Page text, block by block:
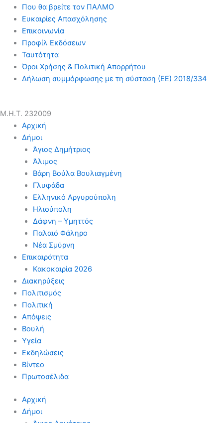
Που θα βρείτε τον ΠΑΛΜΟ
Ευκαιρίες Απασχόλησης
Επικοινωνία
Προφίλ Εκδόσεων
Ταυτότητα
Όροι Χρήσης & Πολιτική Απορρήτου
Δήλωση συμμόρφωσης με τη σύσταση (ΕΕ) 2018/334
Μ.Η.Τ. 232009
Αρχική
Δήμοι
Άγιος Δημήτριος
Άλιμος
Βάρη Βούλα Βουλιαγμένη
Γλυφάδα
Ελληνικό Αργυρούπολη
Ηλιούπολη
Δάφνη – Υμηττός
Παλαιό Φάληρο
Νέα Σμύρνη
Επικαιρότητα
Κακοκαιρία 2026
Διακηρύξεις
Πολιτισμός
Πολιτική
Απόψεις
Βουλή
Υγεία
Εκδηλώσεις
Βίντεο
Πρωτοσέλιδα
Αρχική
Δήμοι